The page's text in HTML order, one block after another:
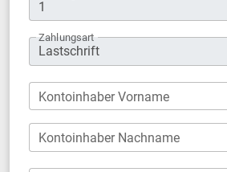
Zahlungsart
Kontoinhaber Vorname
Kontoinhaber Nachname